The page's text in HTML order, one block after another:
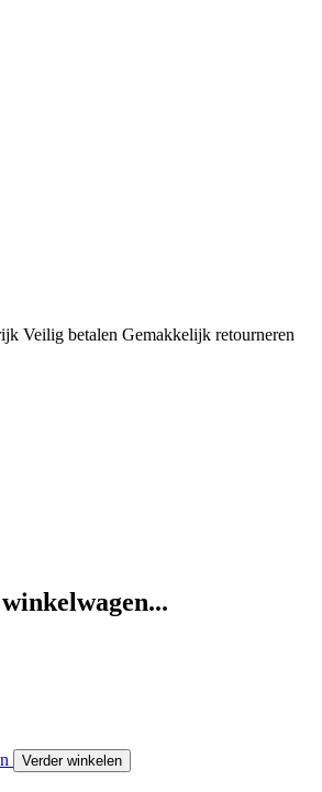
Veilig betalen Gemakkelijk retourneren
Verder winkelen